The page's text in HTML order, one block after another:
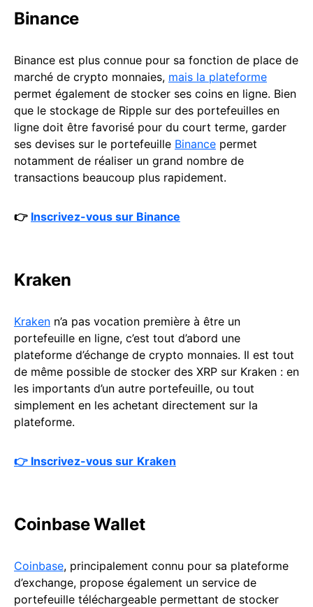
Binance
Binance est plus connue pour sa fonction de place de
marché de crypto monnaies, mais la plateforme
permet également de stocker ses coins en ligne. Bien
que le stockage de Ripple sur des portefeuilles en
ligne doit être favorisé pour du court terme, garder
ses devises sur le portefeuille Binance permet
notamment de réaliser un grand nombre de
transactions beaucoup plus rapidement.
👉 Inscrivez-vous sur Binance
Kraken
Kraken n’a pas vocation première à être un
portefeuille en ligne, c’est tout d’abord une
plateforme d’échange de crypto monnaies. Il est tout
de même possible de stocker des XRP sur Kraken : en
les importants d’un autre portefeuille, ou tout
simplement en les achetant directement sur la
plateforme.
👉 Inscrivez-vous sur Kraken
Coinbase Wallet
Coinbase, principalement connu pour sa plateforme
d’exchange, propose également un service de
portefeuille téléchargeable permettant de stocker